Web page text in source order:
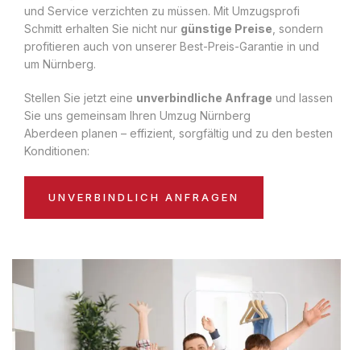
und Service verzichten zu müssen. Mit Umzugsprofi
Schmitt erhalten Sie nicht nur günstige Preise , sondern
profitieren auch von unserer Best-Preis-Garantie in und
um Nürnberg.
Stellen Sie jetzt eine unverbindliche Anfrage und lassen
Sie uns gemeinsam Ihren Umzug Nürnberg
Aberdeen planen – effizient, sorgfältig und zu den besten
Konditionen:
UNVERBINDLICH ANFRAGEN